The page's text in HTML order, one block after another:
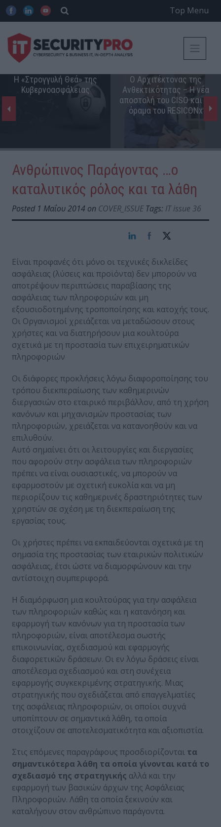
Top Menu
Η «Στρογγυλή Θεά» της
Κυβερνοασφάλειας
Ο Αρχιτέκτονας της
Ανθεκτικότητας – Η νέα
αποστολή του CISO και το
όραμα του RESICONx
Ανθρώπινος Παράγοντας …ο
καταλυτικός ρόλος και τα λάθη
Posted 1 Μαΐου 2014 on COVER_ISSUETags: IT issue 36
Είναι προφανές ότι μόνο οι τεχνικές δικλείδες
ασφάλειας (λύσεις και προϊόντα) δεν μπορούν να
αποτρέψουν περιπτώσεις παραβίασης της
ασφάλειας των πληροφοριών και μη
εξουσιοδοτημένης τροποποίησης και κατοχής τους.
Οι Οργανισμοί χρειάζεται να μεταδώσουν στους
χρήστες και να διατηρήσουν μια κουλτούρα
σχετικά με τη προστασία των επιχειρηματικών
πληροφοριών
Οι διάφορες προκλήσεις λόγω διαφοροποίησης του
τρόπου διεκπεραίωσης των καθημερινών
διεργασιών στο εταιρικό περιβάλλον, από τη χρήση
κανόνων και μηχανισμών προστασίας των
πληροφοριών, χρειάζεται να κατανοηθούν και να
επιλυθούν.
Αυτό σημαίνει ότι οι λειτουργίες και διεργασίες
που αφορούν στην ασφάλεια των πληροφοριών
πρέπει να είναι ουσιαστικές, να μπορούν να
εφαρμοστούν με σχετική ευκολία και να μη
περιορίζουν τις καθημερινές δραστηριότητες των
χρηστών σε σχέση με τη διεκπεραίωση της
εργασίας τους.
Οι χρήστες πρέπει να εκπαιδεύονται σχετικά με τη
σημασία της προστασίας των εταιρικών πολιτικών
ασφάλειας, έτσι ώστε να διαμορφώνουν και την
αντίστοιχη συμπεριφορά.
Η διαμόρφωση μια κουλτούρας για την ασφάλεια
των πληροφοριών καθώς και η κατανόηση και
εφαρμογή των κανόνων για τη προστασία των
πληροφοριών, είναι αποτέλεσμα σωστής
επικοινωνίας, σχεδιασμού και εφαρμογής
διαφορετικών δράσεων. Οι εν λόγω δράσεις είναι
αποτέλεσμα σχεδιασμού και στη συνέχεια
εφαρμογής συγκεκριμένης στρατηγικής. Μιας
στρατηγικής που σχεδιάζεται από επαγγελματίες
της ασφάλειας πληροφοριών, οι οποίοι συχνά
υποπίπτουν σε σημαντικά λάθη, τα οποία
στοιχίζουν σε αποτελεσματικότητα και αξιοπιστία.
Στις επόμενες παραγράφους προσδιορίζονται τα
σημαντικότερα λάθη τα οποία γίνονται κατά το
σχεδιασμό της στρατηγικής αλλά και την
εφαρμογή των βασικών άρχων της Ασφάλειας
Πληροφοριών. Λάθη τα οποία ξεκινούν και
καταλήγουν στον ανθρώπινο παράγοντα.